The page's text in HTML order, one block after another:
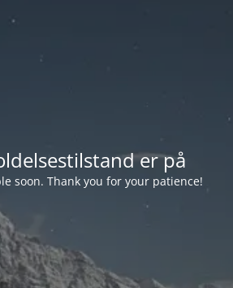
er på
soon. Thank you for your patience!